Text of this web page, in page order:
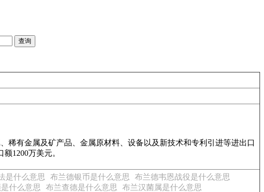
稀有金属及矿产品、金属原材料、设备以及新技术和专利引进等进出口
1200万美元。
是什么意思 布兰德银币是什么意思
布兰德韦恩战役是什么意思
什么意思 布兰查德是什么意思
布兰汉菌属是什么意思